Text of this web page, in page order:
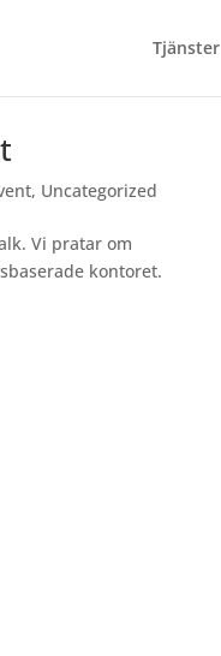
Tjänster
, Uncategorized
Vi pratar om
kontoret.